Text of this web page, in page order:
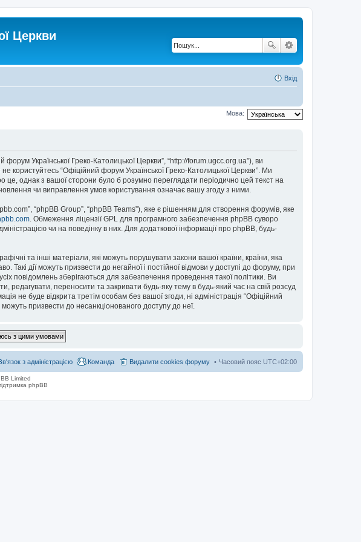
Церкви
Вхід
Мова:
Української Греко-Католицької Церкви”, “http://forum.ugcc.org.ua”), ви
користуйтесь “Офіційний форум Української Греко-Католицької Церкви”. Ми
однак з вашої сторони було б розумно переглядати періодично цей текст на
чи виправлення умов користування означає вашу згоду з ними.
“phpBB Group”, “phpBB Teams”), яке є рішенням для створення форумів, яке
. Обмеження ліцензії GPL для програмного забезпечення phpBB суворо
чи на поведінку в них. Для додаткової інформації про phpBB, будь-
та інші матеріали, які можуть порушувати закони вашої країни, країни, яка
дії можуть призвести до негайної і постійної відмови у доступі до форуму, при
повідомлень зберігаються для забезпечення проведення такої політики. Ви
редагувати, переносити та закривати будь-яку тему в будь-який час на свій розсуд
не буде відкрита третім особам без вашої згоди, ні адміністрація “Офіційний
можуть призвести до несанкціонованого доступу до неї.
Часовий пояс UTC+02:00
Видалити cookies форуму
Команда
з адміністрацією
Limited
phpBB